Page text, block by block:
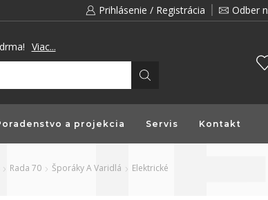
Prihlásenie / Registrácia Odber
Viac...
a projekcia Servis Kontakt
Rada 70 Šporáky A Varidlá Elektrické